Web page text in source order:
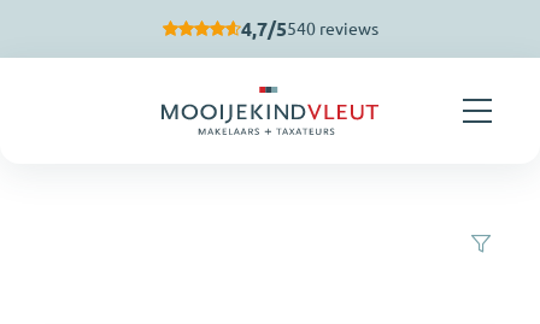
4,7/5540 reviews